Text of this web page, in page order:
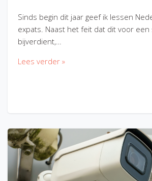
Sinds begin dit jaar geef ik lessen
expats. Naast het feit dat dit voor
bijverdient,…
Lees verder »